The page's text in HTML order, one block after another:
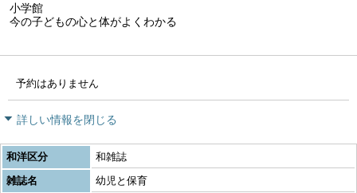
小学館
今の子どもの心と体がよくわかる
予約はありません
詳しい情報を閉じる
和洋区分
和雑誌
雑誌名
幼児と保育